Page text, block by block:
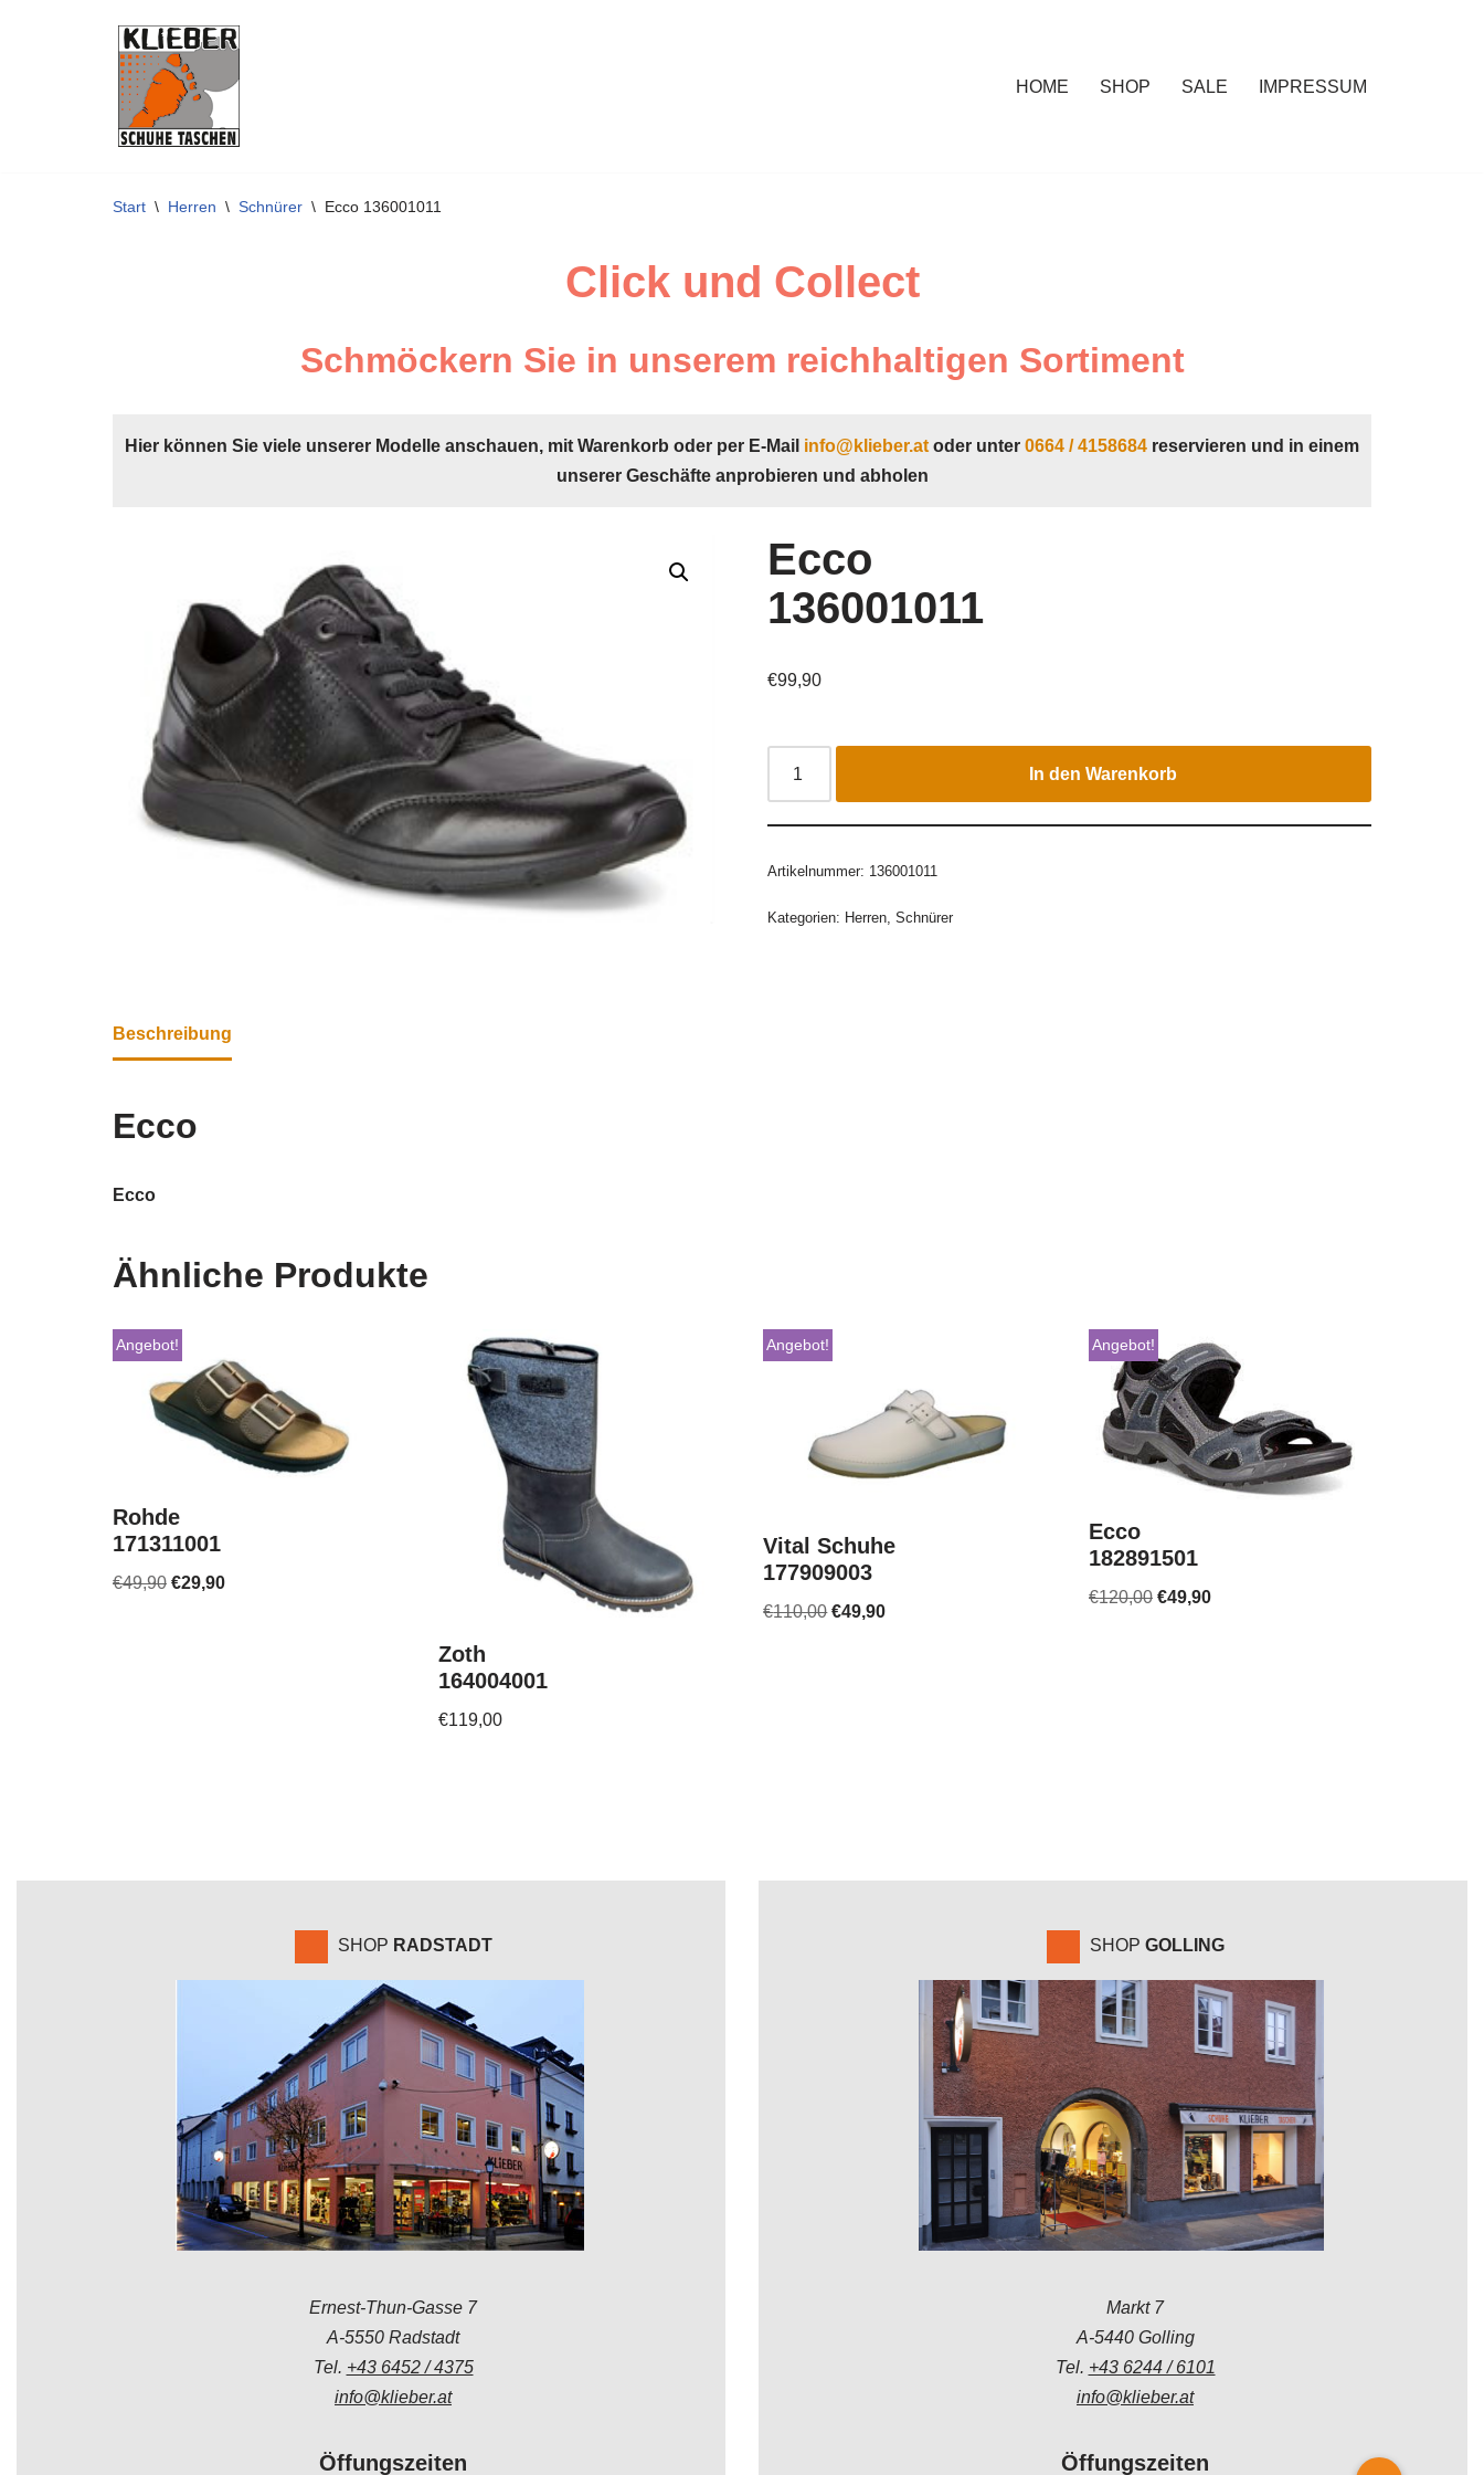
HOME SHOP SALE IMPRESSUM
Start \ Herren \ Schnürer \ Ecco 136001011
Click und Collect
Schmöckern Sie in unserem reichhaltigen Sortiment
Hier können Sie viele unserer Modelle anschauen, mit Warenkorb oder per E-Mail info@klieber.at oder unter 0664 / 4158684 reservieren und in einem
unserer Geschäfte anprobieren und abholen
Ecco
136001011
€99,90
In den Warenkorb
Artikelnummer: 136001011
Kategorien: Herren, Schnürer
Beschreibung
Ecco
Ecco
Ähnliche Produkte
Angebot!
Rohde
171311001
€49,90 €29,90
Zoth
164004001
€119,00
Angebot!
Vital Schuhe
177909003
€110,00 €49,90
Angebot!
Ecco
182891501
€120,00 €49,90
SHOP RADSTADT
Ernest-Thun-Gasse 7
A-5550 Radstadt
Tel. +43 6452 / 4375
info@klieber.at
Öffungszeiten
SHOP GOLLING
Markt 7
A-5440 Golling
Tel. +43 6244 / 6101
info@klieber.at
Öffungszeiten